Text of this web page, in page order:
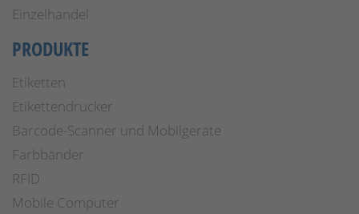
Einzelhandel
PRODUKTE
Etiketten
Etikettendrucker
Barcode-Scanner und Mobilgeräte
Farbbänder
RFID
Mobile Computer